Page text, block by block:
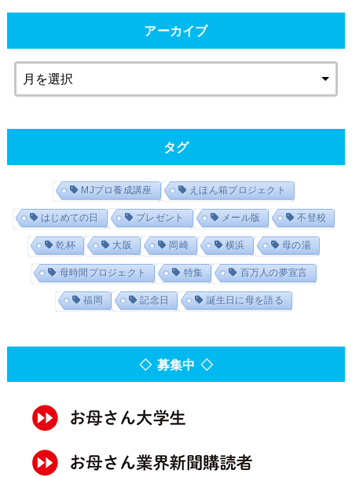
アーカイブ
タグ
MJプロ養成講座 えほん箱プロジェクト
はじめての日 プレゼント メール版 不登校
乾杯 大阪 岡崎 横浜 母の湯
母時間プロジェクト 特集 百万人の夢宣言
福岡 記念日 誕生日に母を語る
◇ 募集中 ◇